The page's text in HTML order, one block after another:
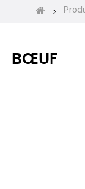
BŒUF